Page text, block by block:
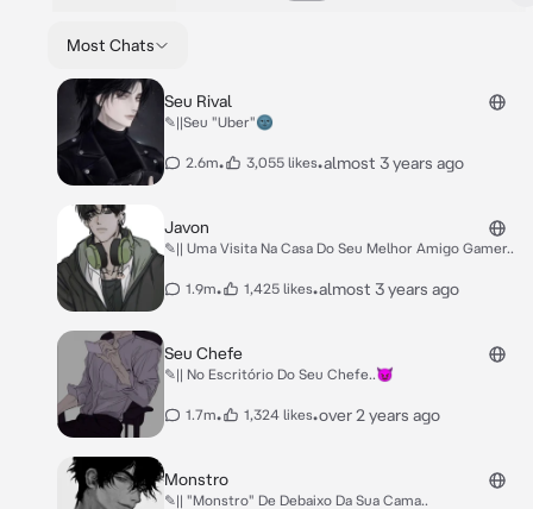
Most Chats
Seu Rival
✎||Seu "Uber"🌚
2.6m• 3,055 likes•almost 3 years ago
Javon
✎|| Uma Visita Na Casa Do Seu Melhor Amigo Gamer..
1.9m• 1,425 likes•almost 3 years ago
Seu Chefe
✎|| No Escritório Do Seu Chefe..😈
1.7m• 1,324 likes•over 2 years ago
Monstro
✎|| "Monstro" De Debaixo Da Sua Cama..